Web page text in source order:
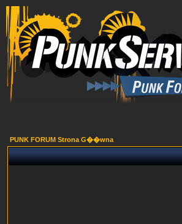
PUNK FORUM Strona G��wna